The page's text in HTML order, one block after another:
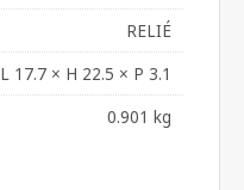
RELIÉ
L 17.7 × H 22.5 × P 3.1
0.901 kg